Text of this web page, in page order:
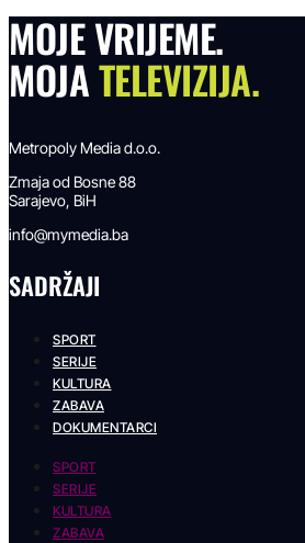
MOJE VRIJEME.
MOJATELEVIZIJA.
Metropoly Media d.o.o.
Zmaja od Bosne 88
Sarajevo, BiH
info@mymedia.ba
SADRŽAJI
SPORT
SERIJE
KULTURA
ZABAVA
DOKUMENTARCI
SPORT
SERIJE
KULTURA
ZABAVA